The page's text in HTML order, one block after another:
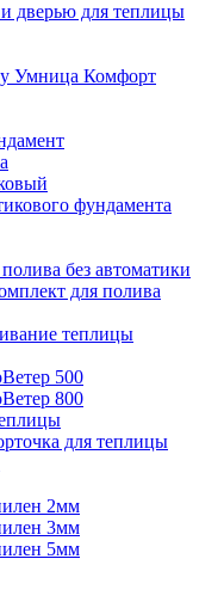
дверью для теплицы
Умница Комфорт
фундамента
без автоматики
для полива
теплицы
500
800
для теплицы
2мм
3мм
5мм